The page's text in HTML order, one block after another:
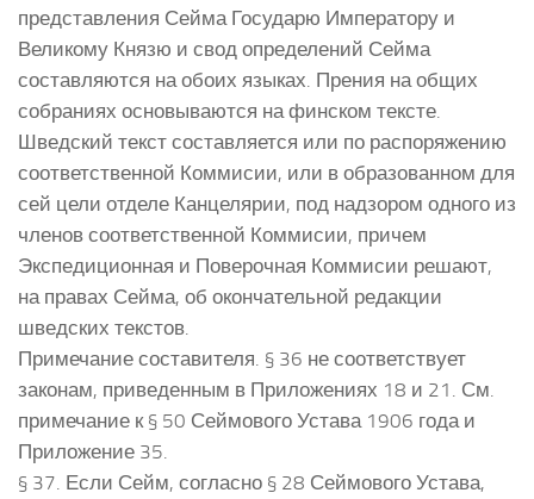
представления Сейма Государю Императору и
Великому Князю и свод определений Сейма
составляются на обоих языках. Прения на общих
собраниях основываются на финском тексте.
Шведский текст составляется или по распоряжению
соответственной Коммисии, или в образованном для
сей цели отделе Канцелярии, под надзором одного из
членов соответственной Коммисии, причем
Экспедиционная и Поверочная Коммисии решают,
на правах Сейма, об окончательной редакции
шведских текстов.
Примечание составителя. § 36 не соответствует
законам, приведенным в Приложениях 18 и 21. См.
примечание к § 50 Сеймового Устава 1906 года и
Приложение 35.
§ 37. Если Сейм, согласно § 28 Сеймового Устава,